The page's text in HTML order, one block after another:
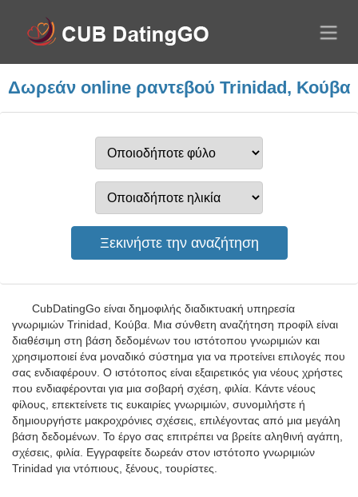
Δωρεάν online ραντεβού Trinidad, Κούβα
CubDatingGo είναι δημοφιλής διαδικτυακή υπηρεσία
γνωριμιών Trinidad, Κούβα. Μια σύνθετη αναζήτηση προφίλ είναι
διαθέσιμη στη βάση δεδομένων του ιστότοπου γνωριμιών και
χρησιμοποιεί ένα μοναδικό σύστημα για να προτείνει επιλογές που
σας ενδιαφέρουν. Ο ιστότοπος είναι εξαιρετικός για νέους χρήστες
που ενδιαφέρονται για μια σοβαρή σχέση, φιλία. Κάντε νέους
φίλους, επεκτείνετε τις ευκαιρίες γνωριμιών, συνομιλήστε ή
δημιουργήστε μακροχρόνιες σχέσεις, επιλέγοντας από μια μεγάλη
βάση δεδομένων. Το έργο σας επιτρέπει να βρείτε αληθινή αγάπη,
σχέσεις, φιλία. Εγγραφείτε δωρεάν στον ιστότοπο γνωριμιών
Trinidad για ντόπιους, ξένους, τουρίστες.